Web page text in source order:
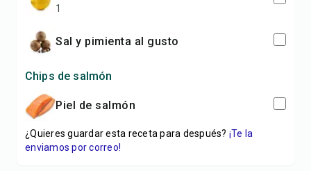
1
sal y pimienta al gusto
Chips de salmón
piel de salmón
¿Quieres guardar esta receta para después? ¡Te la
enviamos por correo!